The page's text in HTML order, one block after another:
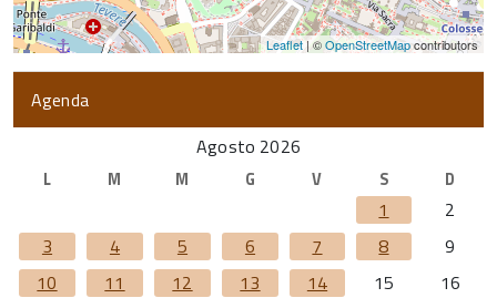
Leaflet| ©OpenStreetMapcontributors
Agenda
Agosto 2026
L M M G V S D
1
2
3
4 5 6 7 8
9
10
11 12 13 14 15
16